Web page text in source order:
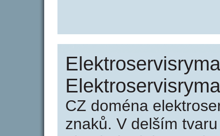
CZ doména
znaků. V delším